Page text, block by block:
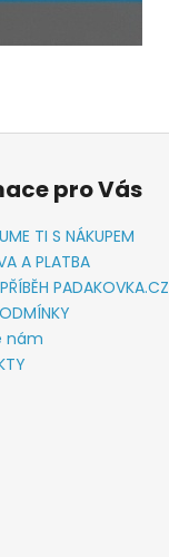
pro Vás
TI S NÁKUPEM
A PLATBA
PADAKOVKA.CZ
nám